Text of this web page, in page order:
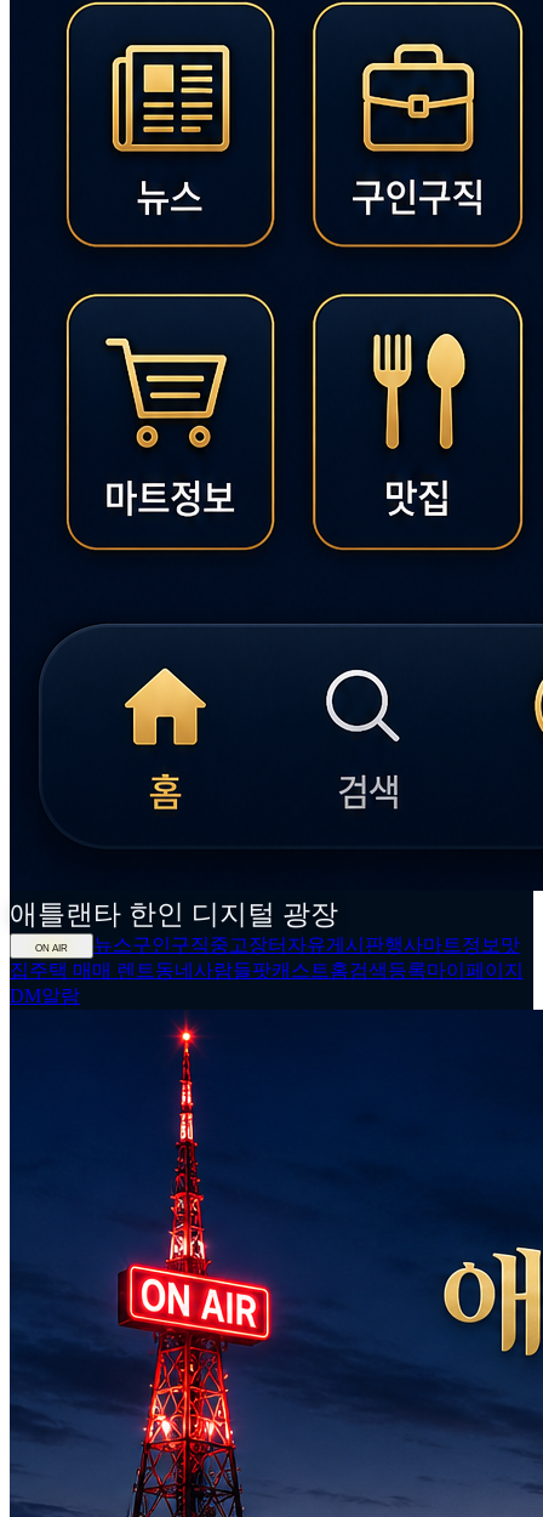
애틀랜타 한인 디지털 광장
ON AIR 뉴스구인구직중고장터 자유게시판행사마트정보 맛
집주택 매매 렌트동네사람들팟캐스트홈검색등록마이페이지
DM알람